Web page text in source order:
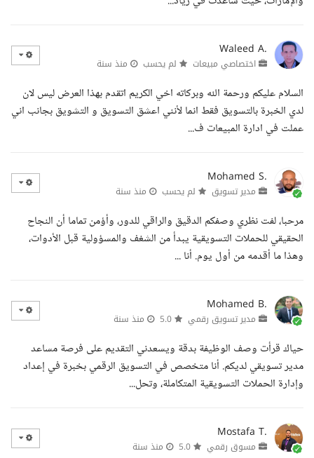
Waleed A.
اختصاصي مبيعات لم يحسب منذ سنة
السلام عليكم ورحمة الله وبركاته اخي الكريم اتقدم بهذا العرض ليس لان
لدي الخبرة بالتسويق فقط انما لأنني اعشق التسويق و التشويق بجانب اني
عملت في ادارة المبيعات ف...
Mohamed S.
مدير تسويق لم يحسب منذ سنة
مرحبا، لفت نظري وصفكم الدقيق والراقي للدور، وأؤمن تماما أن النجاح
الحقيقي للحملات التسويقية يبدأ من الشغف والمسؤولية قبل الأدوات،
وهذا ما أقدمه من أول يوم. أنا ...
Mohamed B.
مدير تسويق رقمي منذ سنة
حياك قرأت وصف الوظيفة بدقة ويسعدني التقديم على فرصة مساعد
مدير تسويقي لديكم. أنا متخصص في التسويق الرقمي بخبرة في إعداد
وإدارة الحملات التسويقية المتكاملة، وتحل...
Mostafa T.
مسوق رقمي منذ سنة